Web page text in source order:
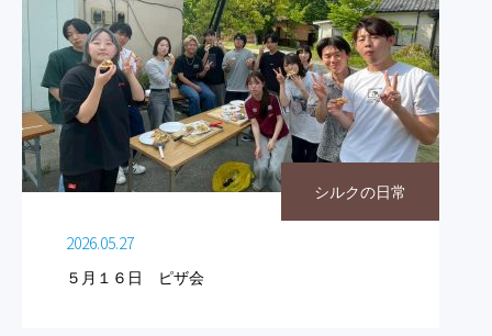
シルクの日常
2026.05.27
５月１６日 ピザ会